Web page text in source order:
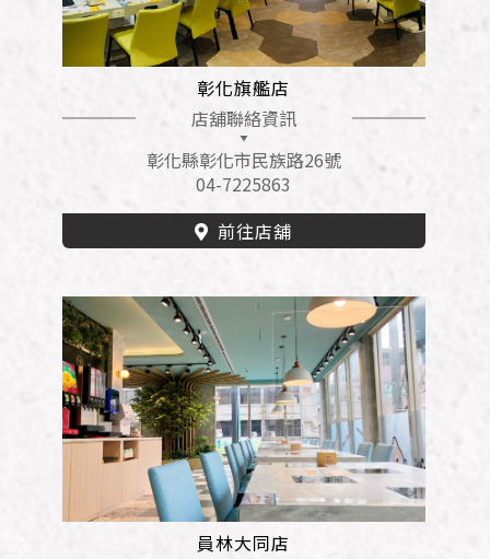
彰化旗艦店
店舖聯絡資訊
彰化縣彰化市民族路26號
04-7225863
前往店舖
員林大同店